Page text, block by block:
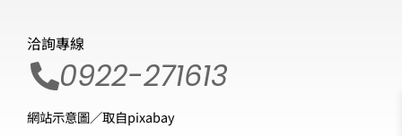
洽詢專線
0922-271613
網站示意圖／取自pixabay